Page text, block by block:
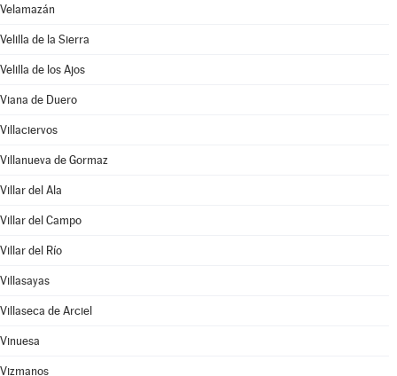
Velamazán
Velilla de la Sierra
Velilla de los Ajos
Viana de Duero
Villaciervos
Villanueva de Gormaz
Villar del Ala
Villar del Campo
Villar del Río
Villasayas
Villaseca de Arciel
Vinuesa
Vizmanos